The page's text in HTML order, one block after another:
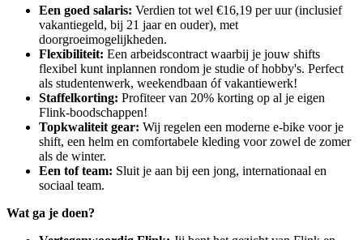
Een goed salaris: Verdien tot wel €16,19 per uur (inclusief
vakantiegeld, bij 21 jaar en ouder), met
doorgroeimogelijkheden.
Flexibiliteit: Een arbeidscontract waarbij je jouw shifts
flexibel kunt inplannen rondom je studie of hobby's. Perfect
als studentenwerk, weekendbaan óf vakantiewerk!
Staffelkorting: Profiteer van 20% korting op al je eigen
Flink-boodschappen!
Topkwaliteit gear: Wij regelen een moderne e-bike voor je
shift, een helm en comfortabele kleding voor zowel de zomer
als de winter.
Een tof team: Sluit je aan bij een jong, internationaal en
sociaal team.
Wat ga je doen?